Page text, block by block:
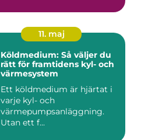
11. maj
Köldmedium: Så väljer du
rätt för framtidens kyl- och
värmesystem
Ett köldmedium är hjärtat i
varje kyl- och
värmepumpsanläggning.
Utan ett f...